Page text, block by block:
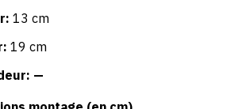
13 cm
19 cm
—